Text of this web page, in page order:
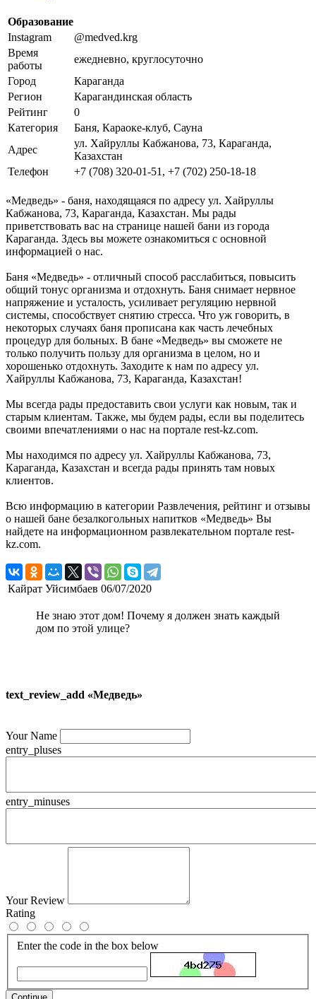
Образование
Instagram
@medved.krg
Время
работы
ежедневно, круглосуточно
Город
Караганда
Регион
Карагандинская область
Рейтинг
0
Категория
Баня, Караоке-клуб, Сауна
Адрес
ул. Хайруллы Кабжанова, 73, Караганда,
Казахстан
Телефон
+7 (708) 320-01-51, +7 (702) 250-18-18
«Медведь» - баня, находящаяся по адресу ул. Хайруллы
Кабжанова, 73, Караганда, Казахстан. Мы рады
приветствовать вас на странице нашей бани из города
Караганда. Здесь вы можете ознакомиться с основной
информацией о нас.
Баня «Медведь» - отличный способ расслабиться, повысить
общий тонус организма и отдохнуть. Баня снимает нервное
напряжение и усталость, усиливает регуляцию нервной
системы, способствует снятию стресса. Что уж говорить, в
некоторых случаях баня прописана как часть лечебных
процедур для больных. В бане «Медведь» вы сможете не
только получить пользу для организма в целом, но и
хорошенько отдохнуть. Заходите к нам по адресу ул.
Хайруллы Кабжанова, 73, Караганда, Казахстан!
Мы всегда рады предоставить свои услуги как новым, так и
старым клиентам. Также, мы будем рады, если вы поделитесь
своими впечатлениями о нас на портале rest-kz.com.
Мы находимся по адресу ул. Хайруллы Кабжанова, 73,
Караганда, Казахстан и всегда рады принять там новых
клиентов.
Всю информацию в категории Развлечения, рейтинг и отзывы
о нашей бане безалкогольных напитков «Медведь» Вы
найдете на информационном развлекательном портале rest-
kz.com.
Кайрат Уйсимбаев 06/07/2020
Не знаю этот дом! Почему я должен знать каждый
дом по этой улице?
text_review_add «Медведь»
Your Name
entry_pluses
entry_minuses
Your Review
Rating
Enter the code in the box below